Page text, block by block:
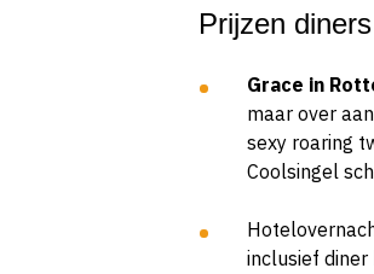
Prijzen
Grace in
maar over
sexy roaring
Coolsingel
inclusief